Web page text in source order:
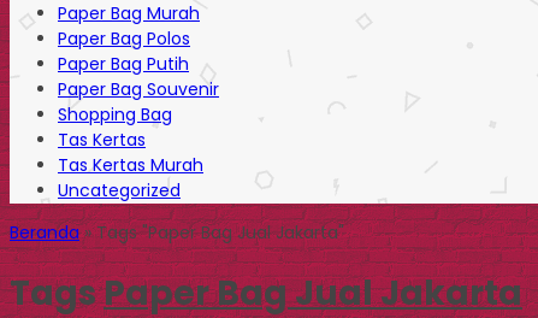
Paper Bag Murah
Paper Bag Polos
Paper Bag Putih
Paper Bag Souvenir
Shopping Bag
Tas Kertas
Tas Kertas Murah
Uncategorized
Beranda»Tags "Paper Bag Jual Jakarta"
TagsPaper Bag Jual Jakarta